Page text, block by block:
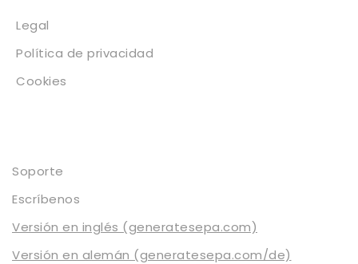
Legal
Política de privacidad
Cookies
Soporte
Escríbenos
Versión en inglés (generatesepa.com)
Versión en alemán (generatesepa.com/de)